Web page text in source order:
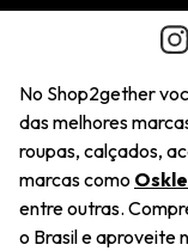
Journal
Saiu na Mídia
Sustentabilidade
Regulamento e
Pedido de
Wishlist
Condições Gerais
Troca Fácil
Restituição de
Dúvidas
No Shop2gether
das melhores
roupas, calçados,
marcas como
entre outras.
o Brasil e aproveite